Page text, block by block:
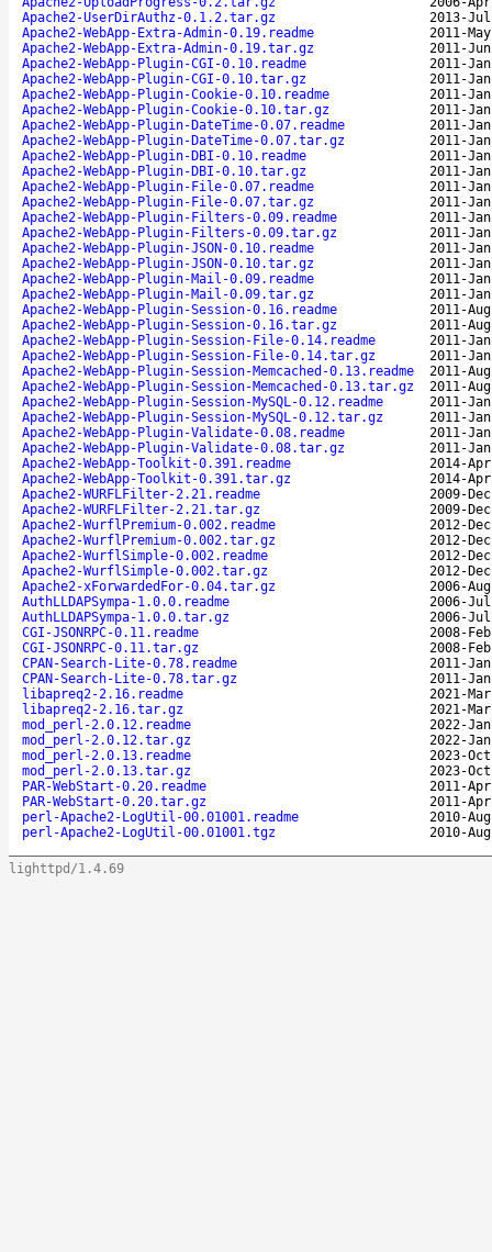
Apache2-UserDirAuthz-0.1.2.tar.gz
2013-
Apache2-WebApp-Extra-Admin-0.19.readme
2011-
Apache2-WebApp-Extra-Admin-0.19.tar.gz
2011-
Apache2-WebApp-Plugin-CGI-0.10.readme
2011-
Apache2-WebApp-Plugin-CGI-0.10.tar.gz
2011-
Apache2-WebApp-Plugin-Cookie-0.10.readme
2011-
Apache2-WebApp-Plugin-Cookie-0.10.tar.gz
2011-
Apache2-WebApp-Plugin-DateTime-0.07.readme
2011-
Apache2-WebApp-Plugin-DateTime-0.07.tar.gz
2011-
Apache2-WebApp-Plugin-DBI-0.10.readme
2011-
Apache2-WebApp-Plugin-DBI-0.10.tar.gz
2011-
Apache2-WebApp-Plugin-File-0.07.readme
2011-
Apache2-WebApp-Plugin-File-0.07.tar.gz
2011-
Apache2-WebApp-Plugin-Filters-0.09.readme
2011-
Apache2-WebApp-Plugin-Filters-0.09.tar.gz
2011-
Apache2-WebApp-Plugin-JSON-0.10.readme
2011-
Apache2-WebApp-Plugin-JSON-0.10.tar.gz
2011-
Apache2-WebApp-Plugin-Mail-0.09.readme
2011-
Apache2-WebApp-Plugin-Mail-0.09.tar.gz
2011-
Apache2-WebApp-Plugin-Session-0.16.readme
2011-
Apache2-WebApp-Plugin-Session-0.16.tar.gz
2011-
Apache2-WebApp-Plugin-Session-File-0.14.readme
2011-
Apache2-WebApp-Plugin-Session-File-0.14.tar.gz
2011-
Apache2-WebApp-Plugin-Session-Memcached-0.13.readme
2011-
Apache2-WebApp-Plugin-Session-Memcached-0.13.tar.gz
2011-
Apache2-WebApp-Plugin-Session-MySQL-0.12.readme
2011-
Apache2-WebApp-Plugin-Session-MySQL-0.12.tar.gz
2011-
Apache2-WebApp-Plugin-Validate-0.08.readme
2011-
Apache2-WebApp-Plugin-Validate-0.08.tar.gz
2011-
Apache2-WebApp-Toolkit-0.391.readme
2014-
Apache2-WebApp-Toolkit-0.391.tar.gz
2014-
Apache2-WURFLFilter-2.21.readme
2009-
Apache2-WURFLFilter-2.21.tar.gz
2009-
Apache2-WurflPremium-0.002.readme
2012-
Apache2-WurflPremium-0.002.tar.gz
2012-
Apache2-WurflSimple-0.002.readme
2012-
Apache2-WurflSimple-0.002.tar.gz
2012-
Apache2-xForwardedFor-0.04.tar.gz
2006-
AuthLLDAPSympa-1.0.0.readme
2006-
AuthLLDAPSympa-1.0.0.tar.gz
2006-
CGI-JSONRPC-0.11.readme
2008-
CGI-JSONRPC-0.11.tar.gz
2008-
CPAN-Search-Lite-0.78.readme
2011-
CPAN-Search-Lite-0.78.tar.gz
2011-
libapreq2-2.16.readme
2021-
libapreq2-2.16.tar.gz
2021-
mod_perl-2.0.12.readme
2022-
mod_perl-2.0.12.tar.gz
2022-
mod_perl-2.0.13.readme
2023-
mod_perl-2.0.13.tar.gz
2023-
PAR-WebStart-0.20.readme
2011-
PAR-WebStart-0.20.tar.gz
2011-
perl-Apache2-LogUtil-00.01001.readme
2010-
perl-Apache2-LogUtil-00.01001.tgz
2010-
lighttpd/1.4.69